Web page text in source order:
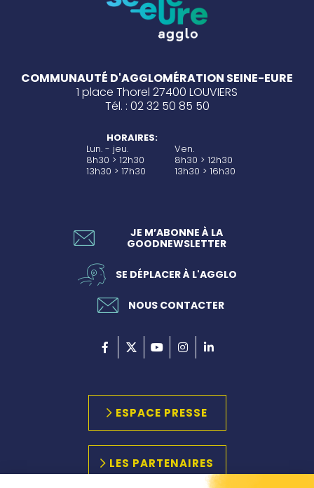
COMMUNAUTÉ D'AGGLOMÉRATION SEINE-EURE
1 place Thorel 27400 LOUVIERS
Tél. : 02 32 50 85 50
HORAIRES:
Lun. - jeu.
8h30 > 12h30
13h30 > 17h30
Ven.
8h30 > 12h30
13h30 > 16h30
JE M’ABONNE À LA
GOODNEWSLETTER
SE DÉPLACER À L'AGGLO
NOUS CONTACTER
ESPACE PRESSE
LES PARTENAIRES